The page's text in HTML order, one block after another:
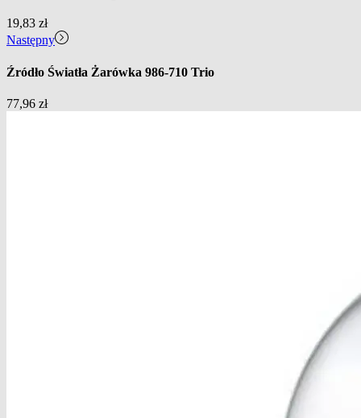
19,83 zł
Następny
Źródło Światła Żarówka 986-710 Trio
77,96 zł